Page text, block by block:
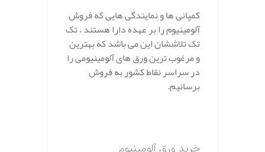
کمپانی‌ ها و نمایندگی هایی که فروش
آلومینیوم را بر عهده دارا هستند ، تک
تک تلاششان این می باشد که بهترین
و مرغوب ترین ورق های آلومینیومی را
در سراسر نقاط کشور به فروش
برسانیم.
خرید ورق آلومینیوم